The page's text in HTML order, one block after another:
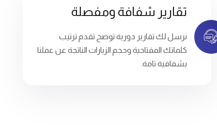
تقارير شفافة ومفصلة
نرسل لك تقارير دورية توضح تقدم ترتيب
كلماتك المفتاحية وحجم الزيارات الناتجة عن عملنا
بشفافية تامة.